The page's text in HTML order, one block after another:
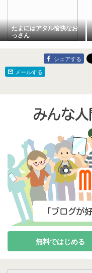
たまにはアタル愉快なお
っさん
シェアする
メールする
無料ではじめる